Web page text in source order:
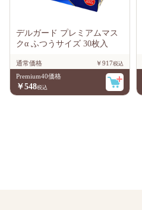
デルガード プレミアムマス
クα ふつうサイズ 30枚入
通常価格
￥917
Premium40価格
￥548